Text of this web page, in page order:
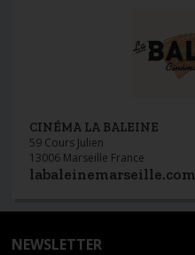
CINÉMA LA BALEINE
59 Cours Julien
13006 Marseille France
labaleinemarseille.com
NEWSLETTER